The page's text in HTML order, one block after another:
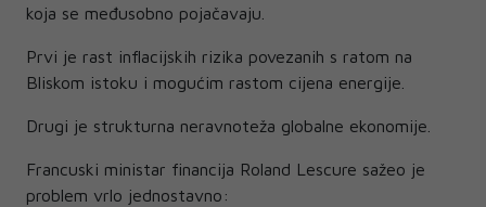
koja se međusobno pojačavaju.
Prvi je rast inflacijskih rizika povezanih s ratom na
Bliskom istoku i mogućim rastom cijena energije.
Drugi je strukturna neravnoteža globalne ekonomije.
Francuski ministar financija Roland Lescure sažeo je
problem vrlo jednostavno: